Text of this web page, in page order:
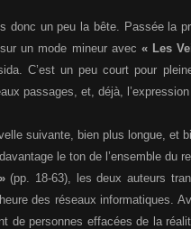
donc un peu la bête. Passée la
un mode mineur avec « Les
C’est un peu court pour
passages, et, déjà,
suivante, bien plus longue, et
le ton de l’ensemble du
(pp. 18-63), les deux auteurs
des réseaux informatiques.
de personnes effacées de la